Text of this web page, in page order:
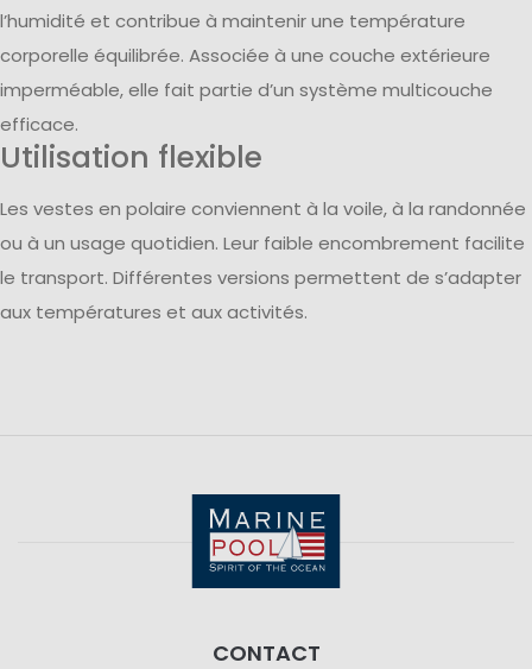
l’humidité et contribue à maintenir une température
corporelle équilibrée. Associée à une couche extérieure
imperméable, elle fait partie d’un système multicouche
efficace.
Utilisation flexible
Les vestes en polaire conviennent à la voile, à la randonnée
ou à un usage quotidien. Leur faible encombrement facilite
le transport. Différentes versions permettent de s’adapter
aux températures et aux activités.
CONTACT